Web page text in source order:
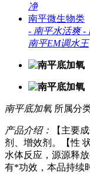
净
南平微生物类
- 南平水活爽 -
南平EM调水王
南平底加氧 所属分
产品介绍：
【主要
剂、增效剂。【性
水体反应，源源释
有*功效，本品持续